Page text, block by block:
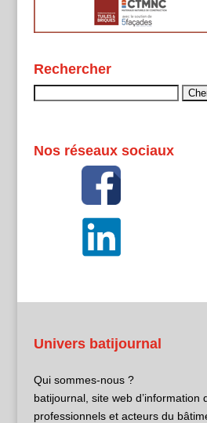
Rechercher
Nos réseaux sociaux
Univers batijournal
Qui sommes-nous ?
batijournal, site web d’information
professionnels et acteurs du